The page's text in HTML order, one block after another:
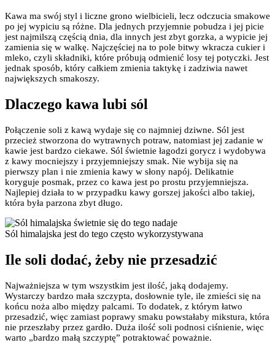
Kawa ma swój styl i liczne grono wielbicieli, lecz odczucia smakowe
po jej wypiciu są różne. Dla jednych przyjemnie pobudza i jej picie
jest najmilszą częścią dnia, dla innych jest zbyt gorzka, a wypicie jej
zamienia się w walkę. Najczęściej na to pole bitwy wkracza cukier i
mleko, czyli składniki, które próbują odmienić losy tej potyczki. Jest
jednak sposób, który całkiem zmienia taktykę i zadziwia nawet
największych smakoszy.
Dlaczego kawa lubi sól
Połączenie soli z kawą wydaje się co najmniej dziwne. Sól jest
przecież stworzona do wytrawnych potraw, natomiast jej zadanie w
kawie jest bardzo ciekawe. Sól świetnie łagodzi gorycz i wydobywa
z kawy mocniejszy i przyjemniejszy smak. Nie wybija się na
pierwszy plan i nie zmienia kawy w słony napój. Delikatnie
koryguje posmak, przez co kawa jest po prostu przyjemniejsza.
Najlepiej działa to w przypadku kawy gorszej jakości albo takiej,
która była parzona zbyt długo.
Sól himalajska jest do tego często wykorzystywana
Ile soli dodać, żeby nie przesadzić
Najważniejsza w tym wszystkim jest ilość, jaką dodajemy.
Wystarczy bardzo mała szczypta, dosłownie tyle, ile zmieści się na
końcu noża albo między palcami. To dodatek, z którym łatwo
przesadzić, więc zamiast poprawy smaku powstałaby mikstura, która
nie przeszłaby przez gardło. Duża ilość soli podnosi ciśnienie, więc
warto „bardzo małą szczyptę” potraktować poważnie.